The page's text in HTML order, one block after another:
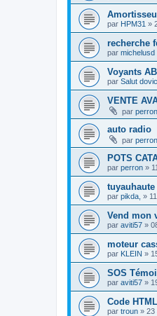
par HPM31 »
recherche
par michelusd
Voyants
par Salut dovic
VENTE
par perron
auto radio
par perron
POTS
par perron »
par pikda, »
Vend mon
par aviti57 »
moteur
par KLEIN »
SOS
par aviti57 »
Code
par troun » 23